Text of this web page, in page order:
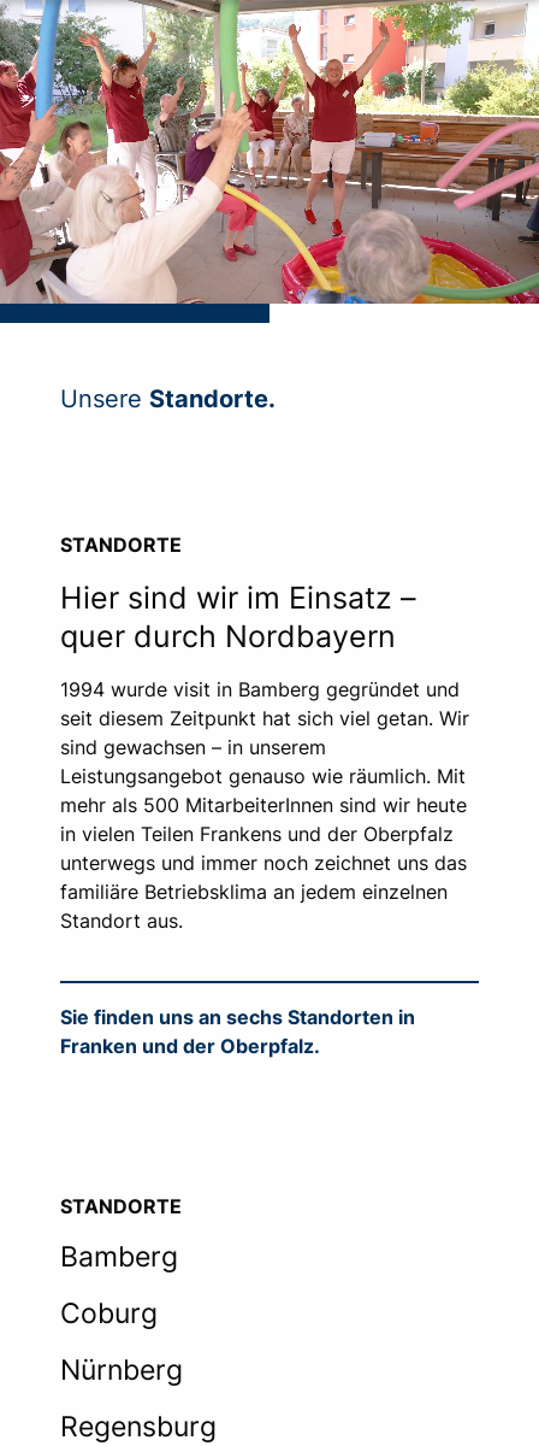
Unsere Standorte.
STANDORTE
Hier sind wir im Einsatz –
quer durch Nordbayern
Sie finden uns an sechs Standorten in
Franken und der Oberpfalz.
1994 wurde visit in Bamberg gegründet und
seit diesem Zeitpunkt hat sich viel getan. Wir
sind gewachsen – in unserem
Leistungsangebot genauso wie räumlich. Mit
mehr als 500 MitarbeiterInnen sind wir heute
in vielen Teilen Frankens und der Oberpfalz
unterwegs und immer noch zeichnet uns das
familiäre Betriebsklima an jedem einzelnen
Standort aus.
STANDORTE
Bamberg
Coburg
Nürnberg
Regensburg